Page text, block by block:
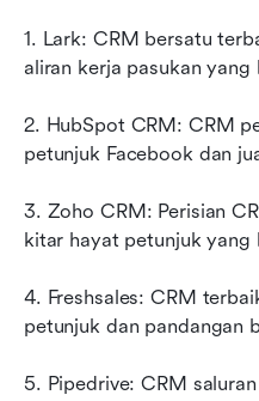
1. Lark: CRM bersatu
aliran kerja pasukan yang
2. HubSpot CRM: CRM
petunjuk Facebook dan
3. Zoho CRM: Perisian
kitar hayat petunjuk yang
4. Freshsales: CRM
petunjuk dan pandangan
5. Pipedrive: CRM